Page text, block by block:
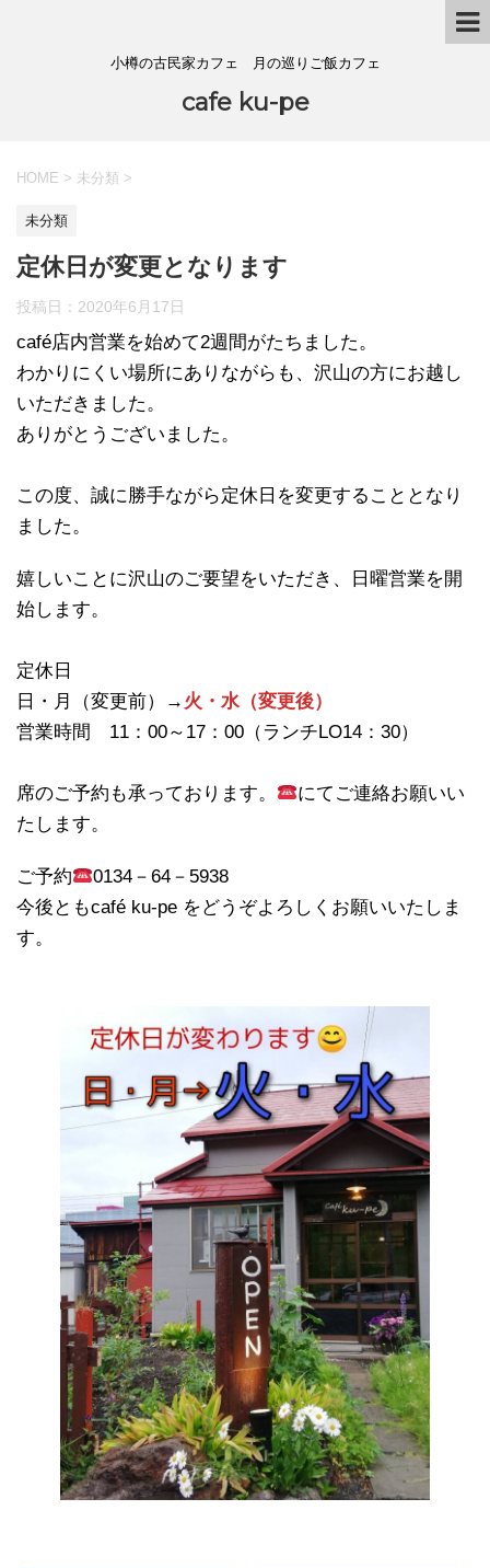
小樽の古民家カフェ 月の巡りご飯カフェ
cafe ku-pe
HOME > 未分類 >
未分類
定休日が変更となります
投稿日： 2020年6月17日
café店内営業を始めて2週間がたちました。
わかりにくい場所にありながらも、沢山の方にお越し
いただきました。
ありがとうございました。
この度、誠に勝手ながら定休日を変更することとなり
ました。
嬉しいことに沢山のご要望をいただき、日曜営業を開
始します。
定休日
日・月（変更前）→ 火・水（変更後）
営業時間 11：00～17：00（ランチLO14：30）
席のご予約も承っております。
にてご連絡お願いい
たします。
ご予約
0134－64－5938
今後ともcafé ku-pe をどうぞよろしくお願いいたしま
す。